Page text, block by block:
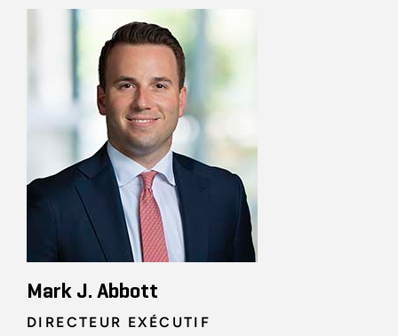
Mark J. Abbott
DIRECTEUR EXÉCUTIF